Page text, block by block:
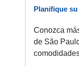
Planifique
Conozca
de São